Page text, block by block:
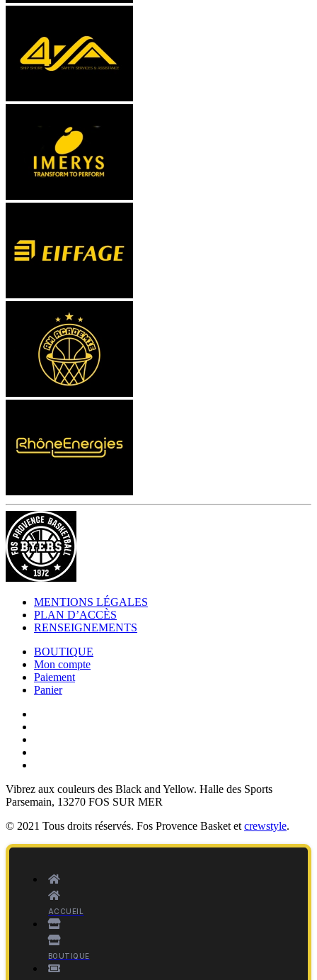
MENTIONS LÉGALES
PLAN D’ACCÈS
RENSEIGNEMENTS
BOUTIQUE
Mon compte
Paiement
Panier
Vibrez aux couleurs des Black and Yellow. Halle des Sports
Parsemain, 13270 FOS SUR MER
© 2021 Tous droits réservés. Fos Provence Basket et crewstyle.
ACCUEIL
BOUTIQUE